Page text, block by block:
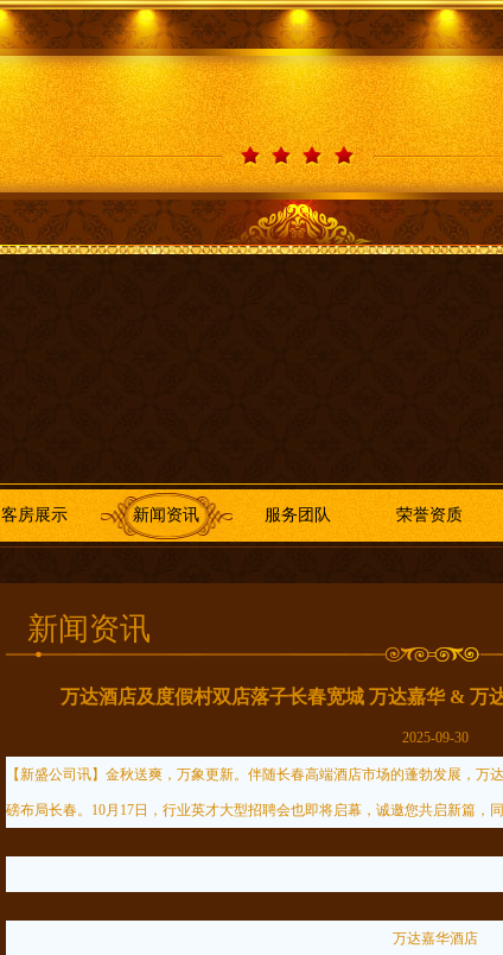
客房展示 新闻资讯 服务团队 荣誉资质
新闻资讯
万达酒店及度假村双店落子长春宽城 万达嘉华 & 万
2025-09-30
【新盛公司讯】金秋送爽，万象更新。伴随长春高端酒店市场的蓬勃发展，
磅布局长春。10月17日，行业英才大型招聘会也即将启幕，诚邀您共启新篇，
万达嘉华酒店